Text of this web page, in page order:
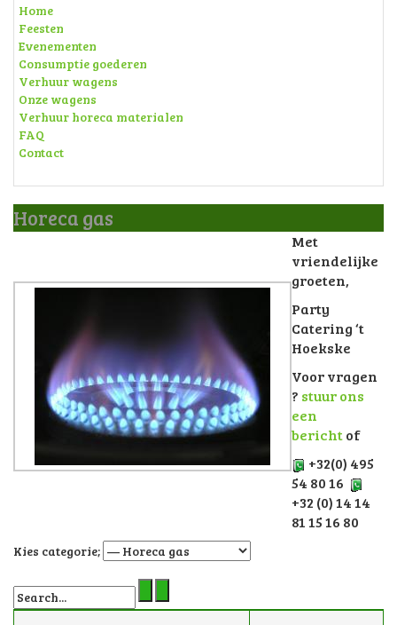
Home
Feesten
Evenementen
Consumptie goederen
Verhuur wagens
Onze wagens
Verhuur horeca materialen
FAQ
Contact
Horeca gas
Met
vriendelijke
groeten,
Party
Catering ‘t
Hoekske
Voor vragen
? stuur ons
een
berichtof
+32(0) 495
54 80 16
+32 (0) 14 14
81 15 16 80
Kies categorie;